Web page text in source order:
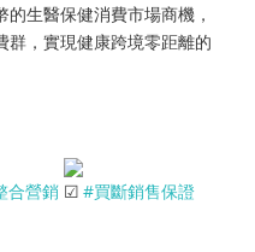
生醫保健消費市場商機，
群，實現健康跨境零距離的
合營銷 #買斷銷售保證